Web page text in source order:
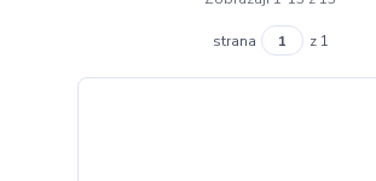
strana z 1